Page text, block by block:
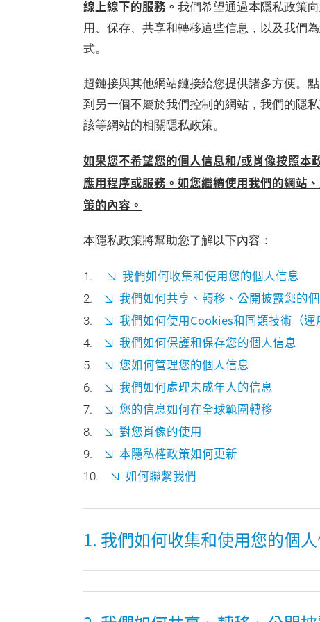
線上線下的服務。 我們希望通過本隱私政策
用、保存、共享和轉移這些信息，以及我們
式。
超鏈接與其他網站鏈接給您提供諸多方便。
到另一個不屬於我們控制的網站，我們的隱
該等網站的相關隱私政策。
如果您不希望您的個人信息和/或肖像按照本
應用程序或服務。如您繼續使用我們的網站
策的內容。
本隱私政策將幫助您了解以下內容：
我們如何收集和使用您的個人信息
我們如何共享、轉移、公開披露您的
我們如何使用Cookies和同類技術（運
我們如何保護和保存您的個人信息
您如何管理您的個人信息
我們如何處理未成年人的信息
您的信息如何在全球範圍轉移
對您肖像的使用
本隱私權政策如何更新
如何聯繫我們
1. 我們如何收集和使用您的個